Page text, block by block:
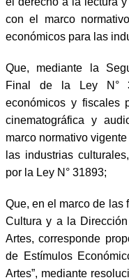
con el marco
económicos para las
Que, mediante la
Final de la Ley N°
económicos y fiscales
cinematográfica y
marco normativo
las industrias
por la Ley N° 31893;
Que, en el marco de las
Cultura y a la
Artes, corresponde
de Estímulos
Artes”, mediante